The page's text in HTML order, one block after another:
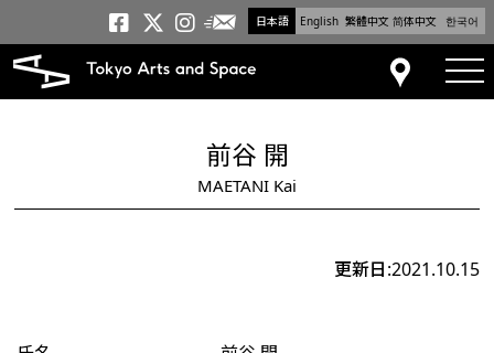
日本語 English 繁體中文 简体中文 한국어
トーキョーアーツアンド
トーキョーアーツアンド
トーキョーアーツア
メールニュース
アクセス
前谷 開
MAETANI Kai
更新日:2021.10.15